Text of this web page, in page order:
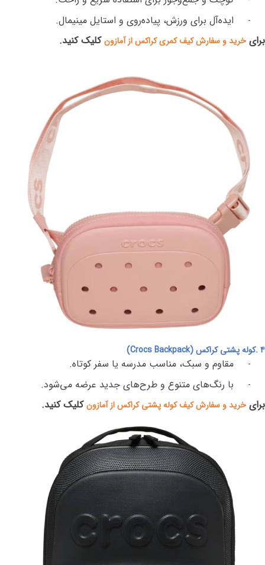
- ایده‌آل برای ورزش، پیاده‌روی و استایل مینیمال.
برای خرید و سفارش کیف کمری کراکس از آمازونکلیک کنید.
۴.کوله‌ پشتی کراکس(Crocs Backpack)
-
مقاوم و سبک، مناسب مدرسه یا سفر کوتاه.
- با رنگ‌های متنوع و طرح‌های جدید عرضه می‌شود.
برای خرید و سفارش کیف کوله پشتی کراکس از آمازونکلیک کنید.